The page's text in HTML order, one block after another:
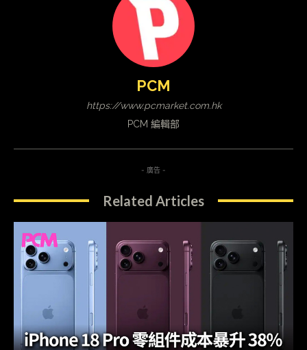
PCM
https://www.pcmarket.com.hk
PCM 編輯部
- 廣告 -
Related Articles